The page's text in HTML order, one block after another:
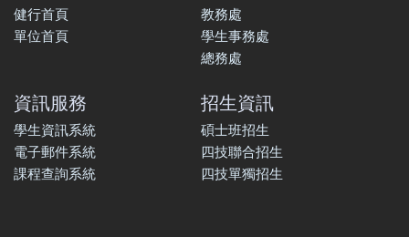
健行首頁
單位首頁
教務處
學生事務處
總務處
資訊服務
學生資訊系統
電子郵件系統
課程查詢系統
招生資訊
碩士班招生
四技聯合招生
四技單獨招生